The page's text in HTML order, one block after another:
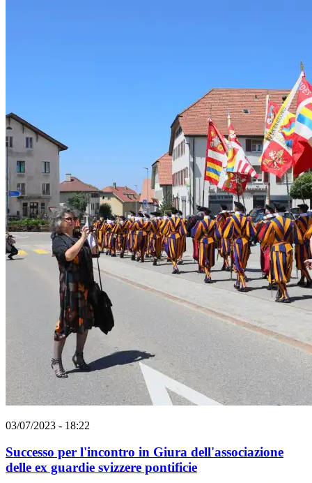
03/07/2023 - 18:22
Successo per l'incontro in Giura dell'associazione
delle ex guardie svizzere pontificie